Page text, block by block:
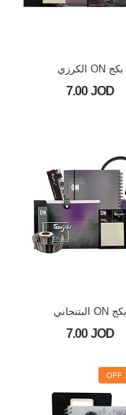
بكج ON الكرزي
7.00 JOD
بكج ON البتنجاني
7.00 JOD